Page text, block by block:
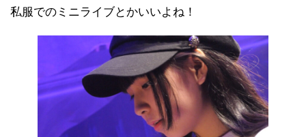
私服でのミニライブとかいいよね！